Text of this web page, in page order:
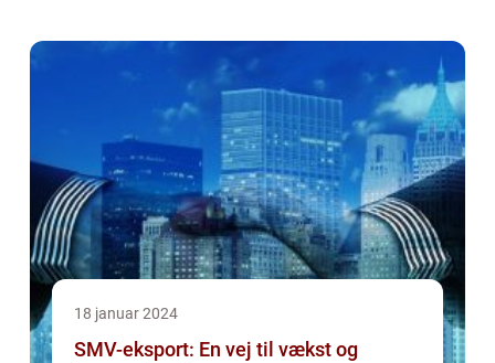
emnet og dele vigtige oplysninge...
18 januar 2024
SMV-eksport: En vej til vækst og